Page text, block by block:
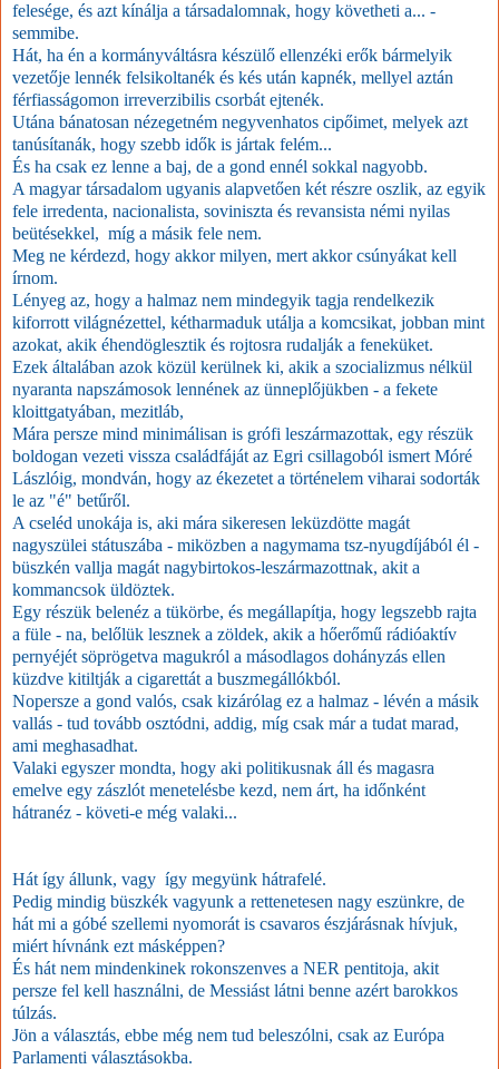
felesége, és azt kínálja a társadalomnak, hogy követheti a... -
semmibe.
Hát, ha én a kormányváltásra készülő ellenzéki erők bármelyik
vezetője lennék felsikoltanék és kés után kapnék, mellyel aztán
férfiasságomon irreverzibilis csorbát ejtenék.
Utána bánatosan nézegetném negyvenhatos cipőimet, melyek azt
tanúsítanák, hogy szebb idők is jártak felém...
És ha csak ez lenne a baj, de a gond ennél sokkal nagyobb.
A magyar társadalom ugyanis alapvetően két részre oszlik, az egyik
fele irredenta, nacionalista, soviniszta és revansista némi nyilas
beütésekkel, míg a másik fele nem.
Meg ne kérdezd, hogy akkor milyen, mert akkor csúnyákat kell
írnom.
Lényeg az, hogy a halmaz nem mindegyik tagja rendelkezik
kiforrott világnézettel, kétharmaduk utálja a komcsikat, jobban mint
azokat, akik éhendöglesztik és rojtosra rudalják a feneküket.
Ezek általában azok közül kerülnek ki, akik a szocializmus nélkül
nyaranta napszámosok lennének az ünneplőjükben - a fekete
kloittgatyában, mezitláb,
Mára persze mind minimálisan is grófi leszármazottak, egy részük
boldogan vezeti vissza családfáját az Egri csillagoból ismert Móré
Lászlóig, mondván, hogy az ékezetet a történelem viharai sodorták
le az "é" betűről.
A cseléd unokája is, aki mára sikeresen leküzdötte magát
nagyszülei státuszába - miközben a nagymama tsz-nyugdíjából él -
büszkén vallja magát nagybirtokos-leszármazottnak, akit a
kommancsok üldöztek.
Egy részük belenéz a tükörbe, és megállapítja, hogy legszebb rajta
a füle - na, belőlük lesznek a zöldek, akik a hőerőmű rádióaktív
pernyéjét söprögetva magukról a másodlagos dohányzás ellen
küzdve kitiltják a cigarettát a buszmegállókból.
Nopersze a gond valós, csak kizárólag ez a halmaz - lévén a másik
vallás - tud tovább osztódni, addig, míg csak már a tudat marad,
ami meghasadhat.
Valaki egyszer mondta, hogy aki politikusnak áll és magasra
emelve egy zászlót menetelésbe kezd, nem árt, ha időnként
hátranéz - követi-e még valaki...
Hát így állunk, vagy így megyünk hátrafelé.
Pedig mindig büszkék vagyunk a rettenetesen nagy eszünkre, de
hát mi a góbé szellemi nyomorát is csavaros észjárásnak hívjuk,
miért hívnánk ezt másképpen?
És hát nem mindenkinek rokonszenves a NER pentitoja, akit
persze fel kell használni, de Messiást látni benne azért barokkos
túlzás.
Jön a választás, ebbe még nem tud beleszólni, csak az Európa
Parlamenti választásokba.